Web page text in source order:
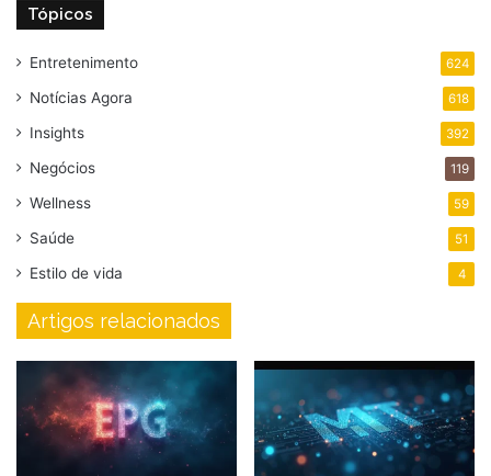
Tópicos
Entretenimento 624
Notícias Agora 618
Insights 392
Negócios 119
Wellness 59
Saúde 51
Estilo de vida 4
Artigos relacionados